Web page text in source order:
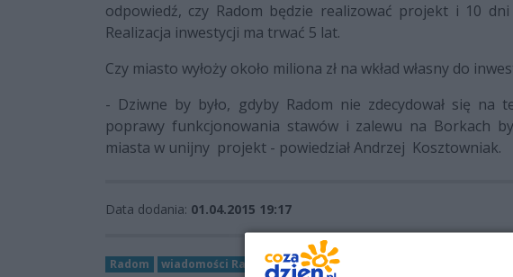
odpowiedź, czy Radom będzie realizować projekt i 10
Realizacja inwestycji ma trwać 5 lat.
Czy miasto wyłoży około miliona zł na wkład własny do
- Dziwne by było, gdyby Radom nie zdecydował się na
poprawy funkcjonowania stawów i zalewu na Borkach
miasta w unijny projekt - powiedział Andrzej Kosztowniak.
Data dodania: 01.04.2015 19:17
Radom wiadomości Radom Wodociagi Miejskie